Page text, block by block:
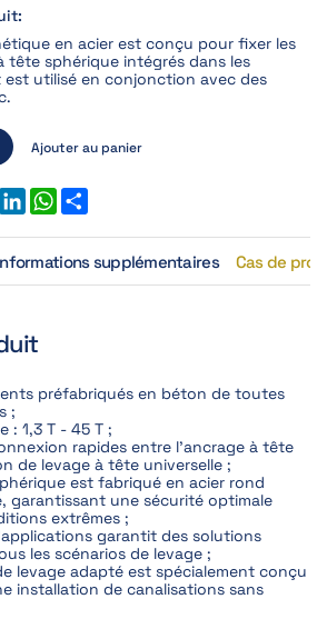
en acier est conçu pour fixer les
tête sphérique intégrés dans les
utilisé en conjonction avec des
Ajouter au panier
supplémentaires Cas de
préfabriqués en béton de toutes
;
: 1,3 T - 45 T ;
rapides entre l'ancrage à tête
de levage à tête universelle ;
est fabriqué en acier rond
garantissant une sécurité optimale
extrêmes ;
garantit des solutions
les scénarios de levage ;
levage adapté est spécialement conçu
installation de canalisations sans